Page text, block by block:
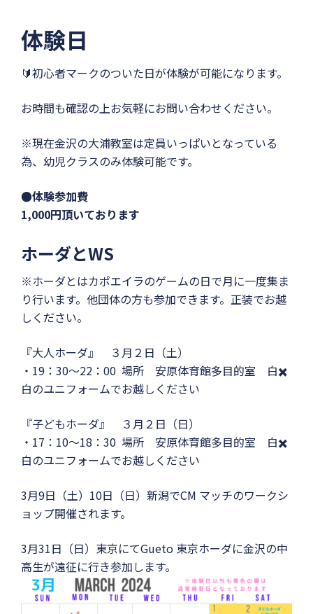
体験日
🔰初心者マークのついた日が体験が可能になります。
お時間も確認の上お気軽にお問い合わせください。
※現在金沢の大浦教室は定員いっぱいとなっている
為、幼児クラスのみ体験可能です。
●体験参加費
1,000円頂いております
ホーダとWS
※ホーダとはカポエイラのゲームの日で月に一度集ま
り行います。他団体の方も参加できます。正装でお越
しください。
『大人ホーダ』 ３月２日（土）
・19：30〜22：00 場所 安原体育館多目的室 白✖️
白のユニフォームでお越しください
『子どもホーダ』 ３月２日（日）
・17：10〜18：30 場所 安原体育館多目的室 白✖️
白のユニフォームでお越しください
3月9日（土）10日（日）新潟でCM マッチのワークシ
ョップ開催されます。
3月31日（日）東京にてGueto 東京ホーダに金沢の中
高生が遠征に行き参加します。